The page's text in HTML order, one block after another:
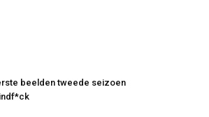
beelden tweede seizoen